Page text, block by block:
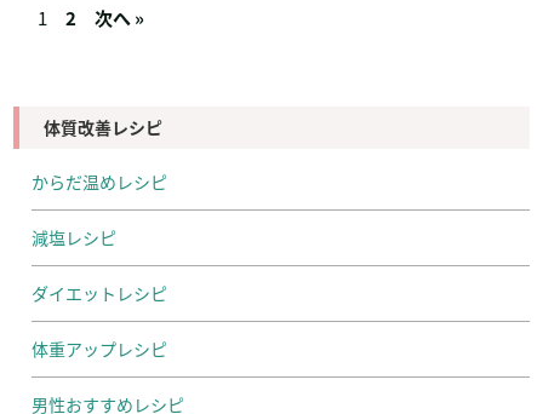
1 2 次へ »
体質改善レシピ
からだ温めレシピ
減塩レシピ
ダイエットレシピ
体重アップレシピ
男性おすすめレシピ